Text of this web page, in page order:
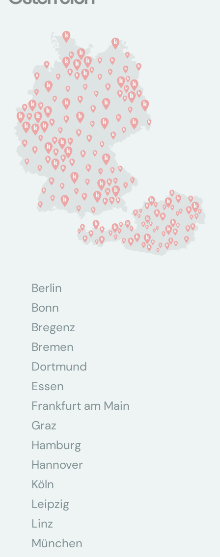
Berlin
Bonn
Bregenz
Bremen
Dortmund
Essen
Frankfurt am Main
Graz
Hamburg
Hannover
Köln
Leipzig
Linz
München